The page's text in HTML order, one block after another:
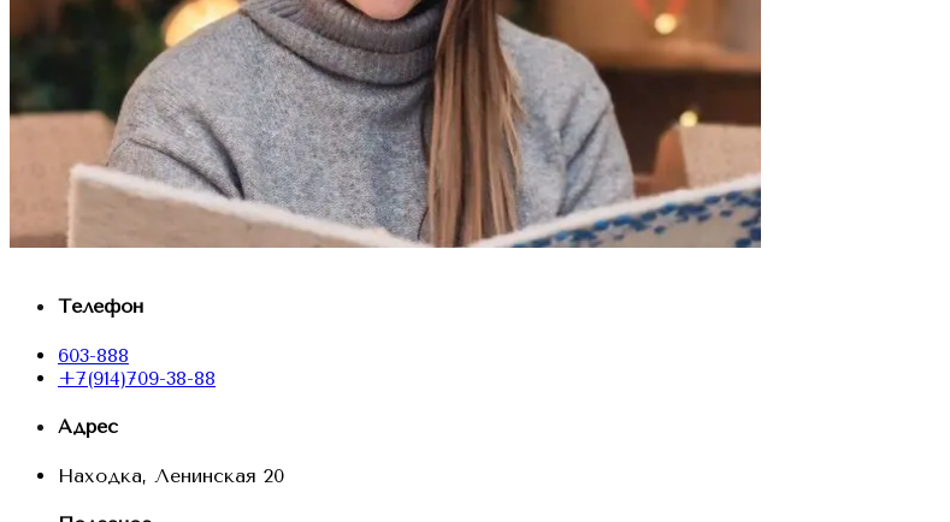
Телефон
603-888
+7(914)709-38-88
Адрес
Находка, Ленинская 20